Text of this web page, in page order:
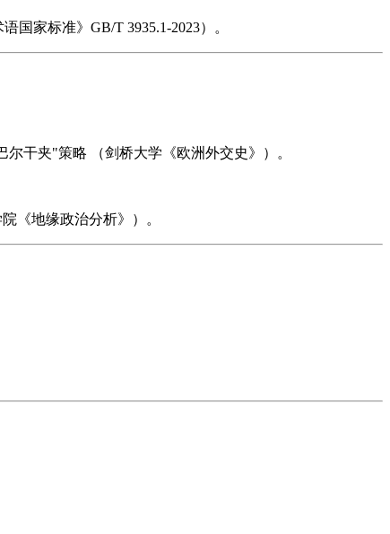
家标准》GB/T 3935.1-2023）。
干夹"策略 （剑桥大学《欧洲外交史》）。
《地缘政治分析》）。